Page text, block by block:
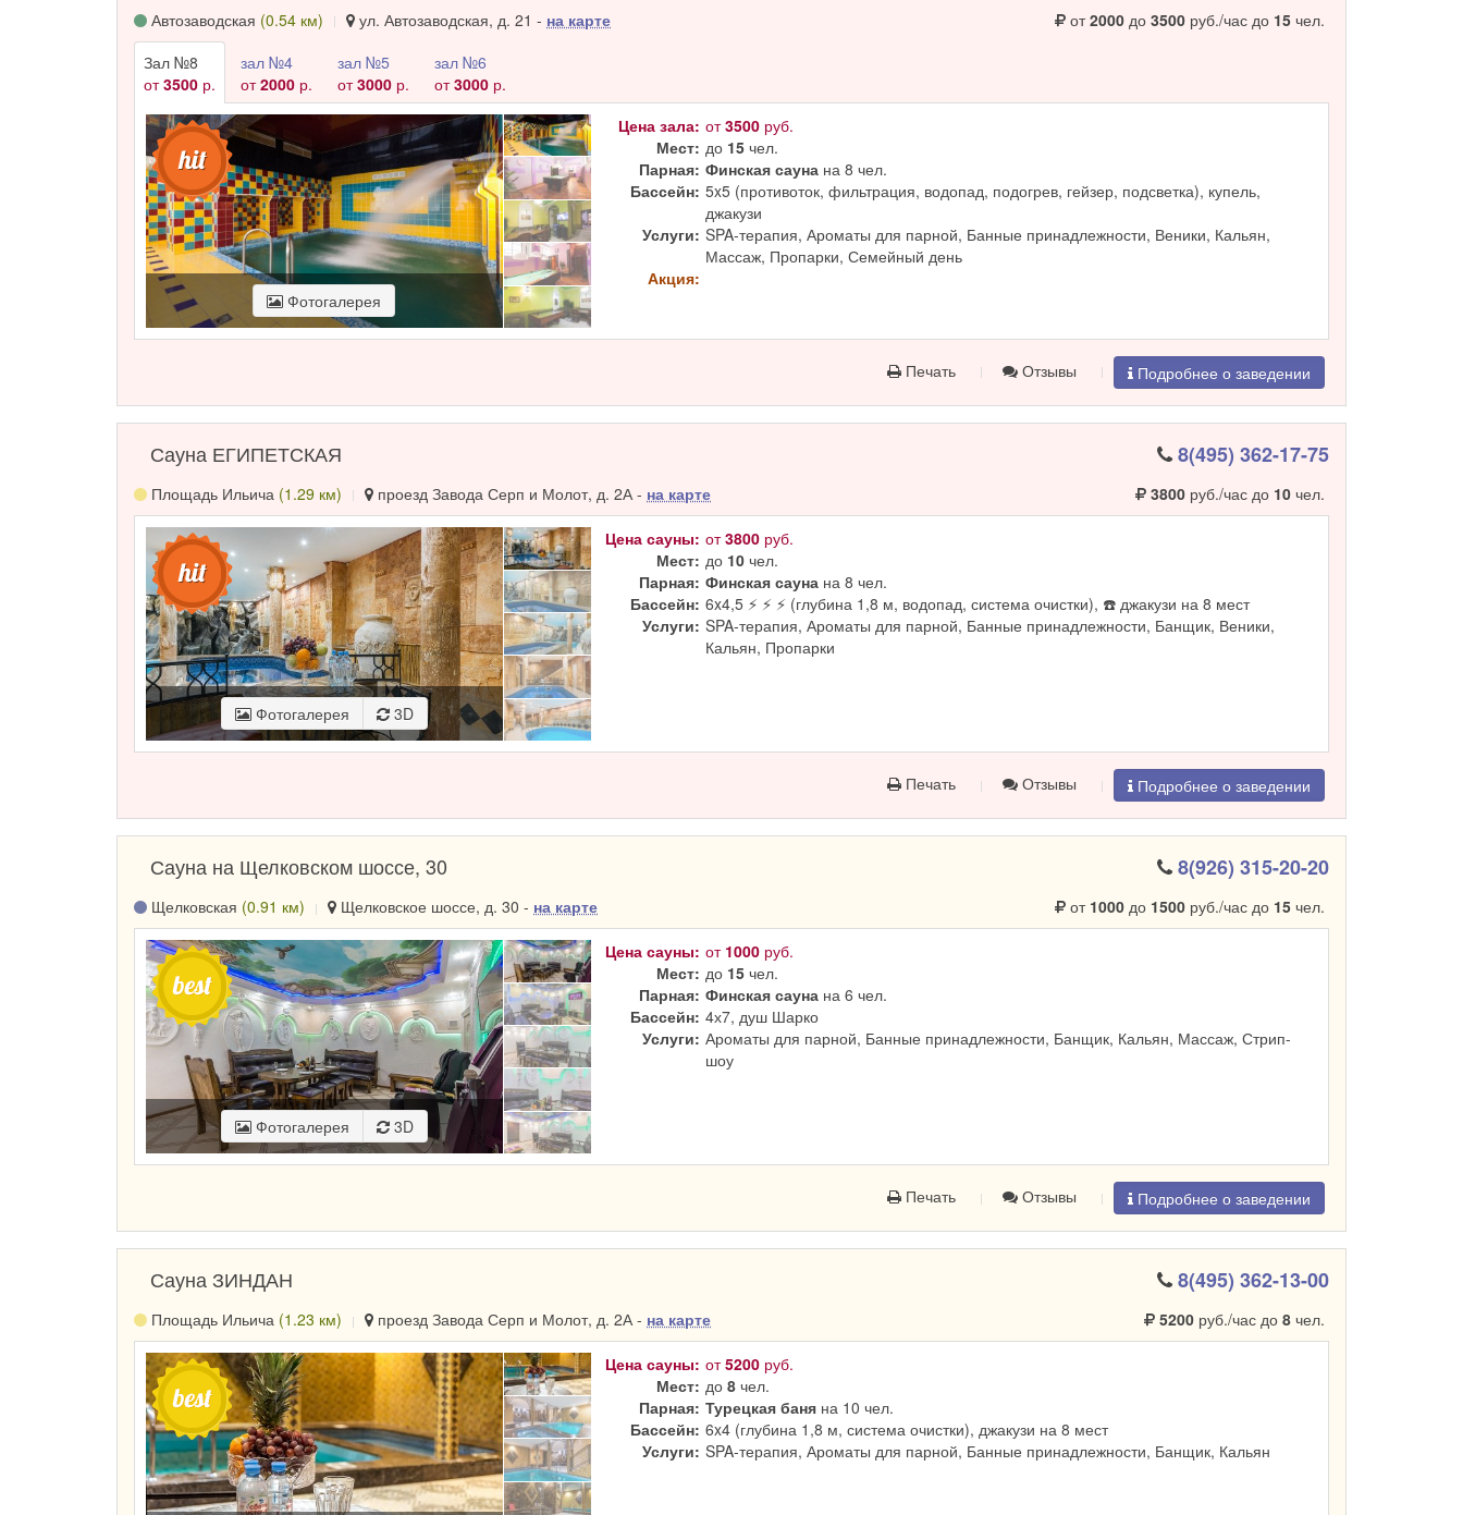
Автозаводская (0.54 км) ул. Автозаводская, д. 21 - на карте от2000до 3500руб./час до 15чел.
Зал №8
от3500 р.
зал №4
от2000 р.
зал №5
от3000 р.
зал №6
от3000 р.
Фотогалерея
Цена зала: от3500 руб.
Мест: до 15 чел.
Парная: Финская сауна на 8 чел.
Бассейн: 5x5 (противоток, фильтрация, водопад, подогрев, гейзер, подсветка), купель,
джакузи
Услуги: SPA-терапия, Ароматы для парной, Банные принадлежности, Веники, Кальян,
Массаж, Пропарки, Семейный день
Акция:
Печать Отзывы Подробнее о заведении
Сауна ЕГИПЕТСКАЯ 8(495) 362-17-75
Площадь Ильича (1.29 км) проезд Завода Серп и Молот, д. 2А - на карте 3800руб./час до 10чел.
Фотогалерея 3D
Цена сауны: от3800 руб.
Мест: до 10 чел.
Парная: Финская сауна на 8 чел.
Бассейн: 6x4,5 ⚡ ⚡ ⚡ (глубина 1,8 м, водопад, система очистки), ☎️ джакузи на 8 мест
Услуги: SPA-терапия, Ароматы для парной, Банные принадлежности, Банщик, Веники,
Кальян, Пропарки
Печать Отзывы Подробнее о заведении
Сауна на Щелковском шоссе, 30 8(926) 315-20-20
Щелковская (0.91 км) Щелковское шоссе, д. 30 - на карте от 1000до 1500руб./час до 15чел.
Фотогалерея 3D
Цена сауны: от 1000 руб.
Мест: до 15 чел.
Парная: Финская сауна на 6 чел.
Бассейн: 4х7, душ Шарко
Услуги: Ароматы для парной, Банные принадлежности, Банщик, Кальян, Массаж, Стрип-
шоу
Печать Отзывы Подробнее о заведении
Сауна ЗИНДАН 8(495) 362-13-00
Площадь Ильича (1.23 км) проезд Завода Серп и Молот, д. 2А - на карте 5200руб./час до 8чел.
Цена сауны: от5200 руб.
Мест: до8 чел.
Парная: Турецкая баня на 10 чел.
Бассейн: 6x4 (глубина 1,8 м, система очистки), джакузи на 8 мест
Услуги: SPA-терапия, Ароматы для парной, Банные принадлежности, Банщик, Кальян